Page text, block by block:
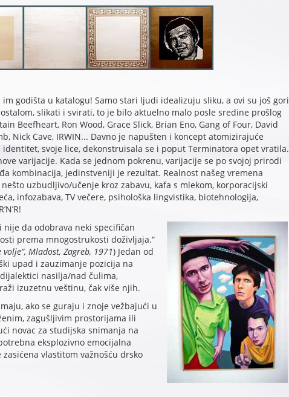
godišta u katalogu! Samo stari ljudi idealizuju sliku, a ovi su još gori
slikati i svirati, to je bilo aktuelno malo posle sredine prošlog
Beefheart, Ron Wood, Grace Slick, Brian Eno, Gang of Four, David
Nick Cave, IRWIN... Davno je napušten i koncept atomizirajuće
svoje lice, dekonstruisala se i poput Terminatora opet vratila.
varijacije. Kada se jednom pokrenu, varijacije se po svojoj prirodi
kombinacija, jedinstveniji je rezultat. Realnost našeg vremena
uzbudljivo/učenje kroz zabavu, kafa s mlekom, korporacijski
infozabava, TV večere, psihološka lingvistika, biotehnologija,
nije da odobrava neki specifičan
prema mnogostrukosti doživljaja.“
Mladost, Zagreb, 1971) Jedan od
upad i zauzimanje pozicija na
nasilja/nad čulima,
izuzetnu veštinu, čak više njih.
ako se guraju i znoje vežbajući u
zagušljivim prostorijama ili
novac za studijska snimanja na
eksplozivno emocijalna
vlastitom važnošću drsko